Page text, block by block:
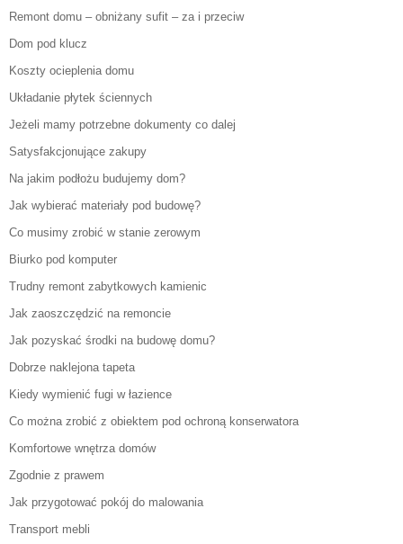
Remont domu – obniżany sufit – za i przeciw
Dom pod klucz
Koszty ocieplenia domu
Układanie płytek ściennych
Jeżeli mamy potrzebne dokumenty co dalej
Satysfakcjonujące zakupy
Na jakim podłożu budujemy dom?
Jak wybierać materiały pod budowę?
Co musimy zrobić w stanie zerowym
Biurko pod komputer
Trudny remont zabytkowych kamienic
Jak zaoszczędzić na remoncie
Jak pozyskać środki na budowę domu?
Dobrze naklejona tapeta
Kiedy wymienić fugi w łazience
Co można zrobić z obiektem pod ochroną konserwatora
Komfortowe wnętrza domów
Zgodnie z prawem
Jak przygotować pokój do malowania
Transport mebli